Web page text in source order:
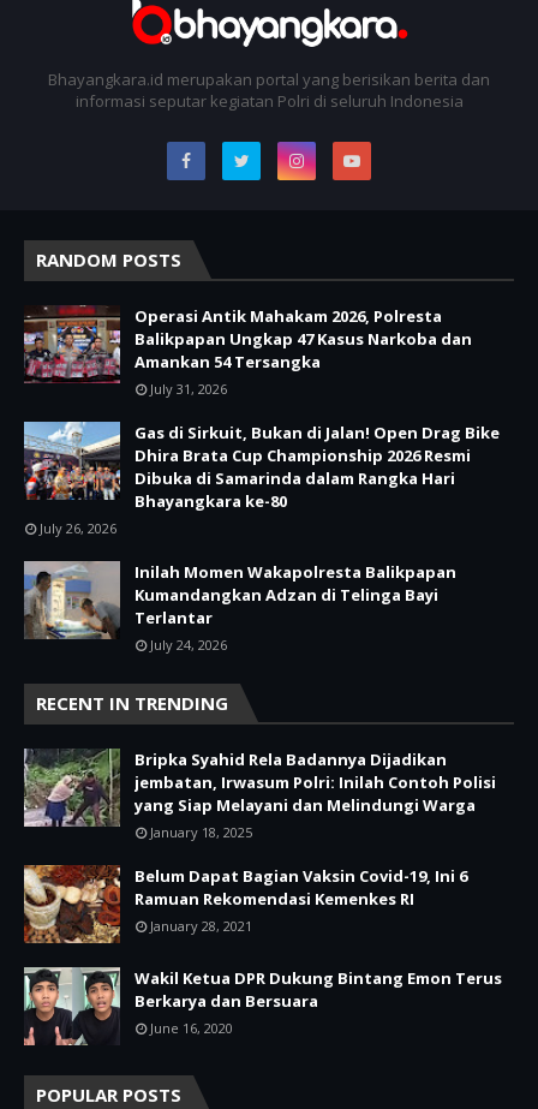
Bhayangkara.id merupakan portal yang berisikan berita dan
informasi seputar kegiatan Polri di seluruh Indonesia
RANDOM POSTS
Operasi Antik Mahakam 2026, Polresta
Balikpapan Ungkap 47 Kasus Narkoba dan
Amankan 54 Tersangka
July 31, 2026
Gas di Sirkuit, Bukan di Jalan! Open Drag Bike
Dhira Brata Cup Championship 2026 Resmi
Dibuka di Samarinda dalam Rangka Hari
Bhayangkara ke-80
July 26, 2026
Inilah Momen Wakapolresta Balikpapan
Kumandangkan Adzan di Telinga Bayi
Terlantar
July 24, 2026
RECENT IN TRENDING
Bripka Syahid Rela Badannya Dijadikan
jembatan, Irwasum Polri: Inilah Contoh Polisi
yang Siap Melayani dan Melindungi Warga
January 18, 2025
Belum Dapat Bagian Vaksin Covid-19, Ini 6
Ramuan Rekomendasi Kemenkes RI
January 28, 2021
Wakil Ketua DPR Dukung Bintang Emon Terus
Berkarya dan Bersuara
June 16, 2020
POPULAR POSTS